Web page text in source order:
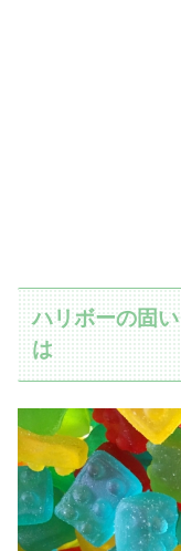
ハリボーの固
は